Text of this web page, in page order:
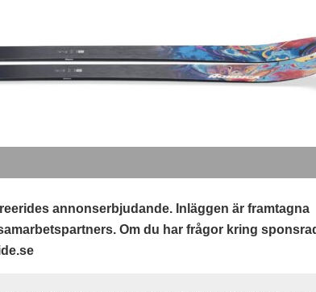
annonserbjudande. Inläggen är framtagna
Om du har frågor kring